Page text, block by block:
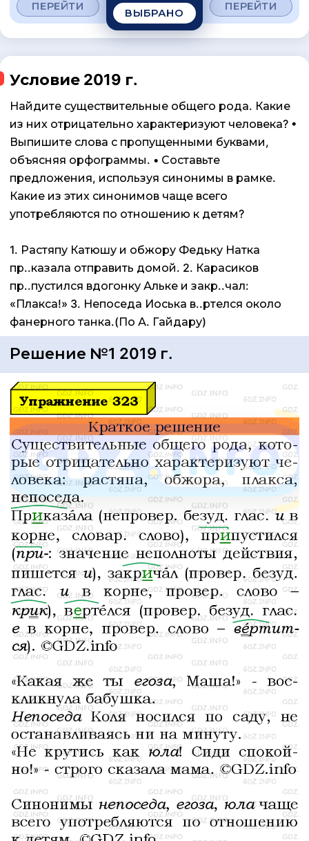
ПЕРЕЙТИ
ВЫБРАНО
ПЕРЕЙТИ
Условие 2019 г.
Найдите существительные общего рода. Какие
из них отрицательно характеризуют человека? •
Выпишите слова с пропущенными буквами,
объясняя орфограммы. • Составьте
предложения, используя синонимы в рамке.
Какие из этих синонимов чаще всего
употребляются по отношению к детям?
1. Растяпу Катюшу и обжору Федьку Натка
пр..казала отправить домой. 2. Карасиков
пр..пустился вдогонку Альке и закр..чал:
«Плакса!» 3. Непоседа Иоська в..ртелся около
фанерного танка.(По А. Гайдару)
Решение №1 2019 г.